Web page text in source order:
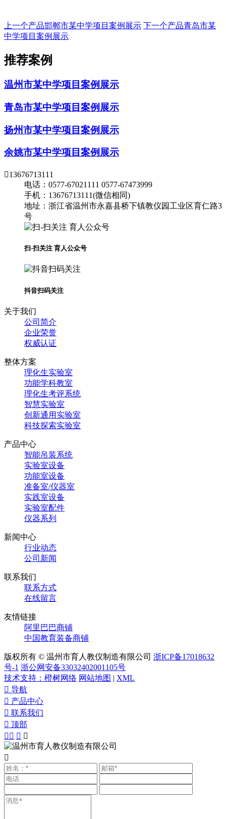
上一个产品邯郸市某中学项目案例展示 下一个产品青岛市某
中学项目案例展示
推荐案例
温州市某中学项目案例展示
青岛市某中学项目案例展示
扬州市某中学项目案例展示
余姚市某中学项目案例展示
13676713111
电话：0577-67021111 0577-67473999
手机：13676713111(微信相同)
地址：浙江省温州市永嘉县桥下镇教仪园工业区育仁路3
号
扫-扫关注 育人公众号
抖音扫码关注
关于我们
公司简介
企业荣誉
权威认证
整体方案
理化生实验室
功能学科教室
理化生考评系统
智慧实验室
创新通用实验室
科技探索实验室
产品中心
智能吊装系统
实验室设备
功能室设备
准备室/仪器室
实践室设备
实验室配件
仪器系列
新闻中心
行业动态
公司新闻
联系我们
联系方式
在线留言
友情链接
阿里巴巴商铺
中国教育装备商铺
版权所有 © 温州市育人教仪制造有限公司 浙ICP备17018632
号-1 浙公网安备33032402001105号
技术支持：橙树网络 网站地图 | XML
 导航
 产品中心
 联系我们
 顶部
   
